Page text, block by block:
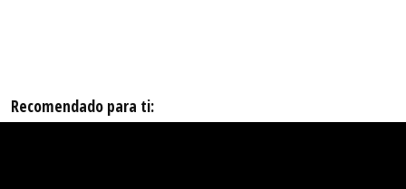
Recomendado para ti: